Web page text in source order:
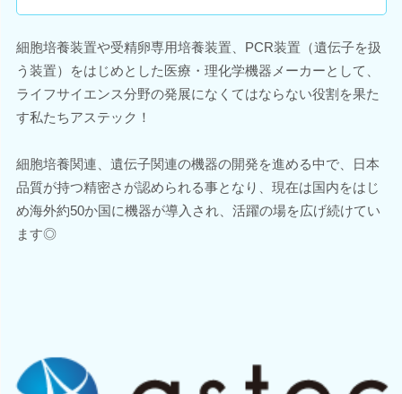
細胞培養装置や受精卵専用培養装置、PCR装置（遺伝子を扱
う装置）をはじめとした医療・理化学機器メーカーとして、
ライフサイエンス分野の発展になくてはならない役割を果た
す私たちアステック！
細胞培養関連、遺伝子関連の機器の開発を進める中で、日本
品質が持つ精密さが認められる事となり、現在は国内をはじ
め海外約50か国に機器が導入され、活躍の場を広げ続けてい
ます◎